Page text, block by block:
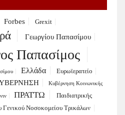
Forbes Grexit
Γεωργίου Παπασίμου
Παπασίμος
Ελλάδα Ευρωϊερατείο
Κυβέρνηση Κοινωνικής
ΠΡΑΤΤΩ
Παιδιατρικής
Γενικού Νοσοκομείου Τρικάλων